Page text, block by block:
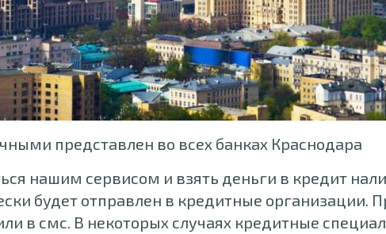
представлен во всех банках Краснодара
нашим сервисом и взять деньги в кредит
будет отправлен в кредитные организации.
в смс. В некоторых случаях кредитные